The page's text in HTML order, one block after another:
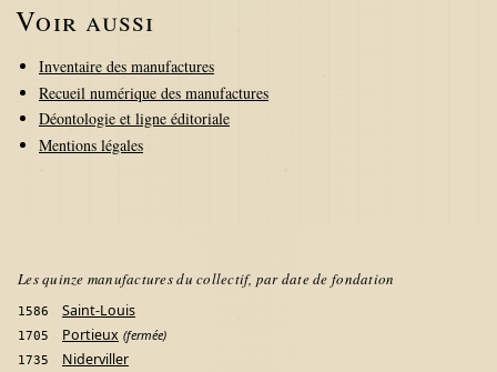
Voir aussi
Inventaire des manufactures
Recueil numérique des manufactures
Déontologie et ligne éditoriale
Mentions légales
Les quinze manufactures du collectif, par date de fondation
1586 Saint-Louis
1705 Portieux (fermée)
1735 Niderviller